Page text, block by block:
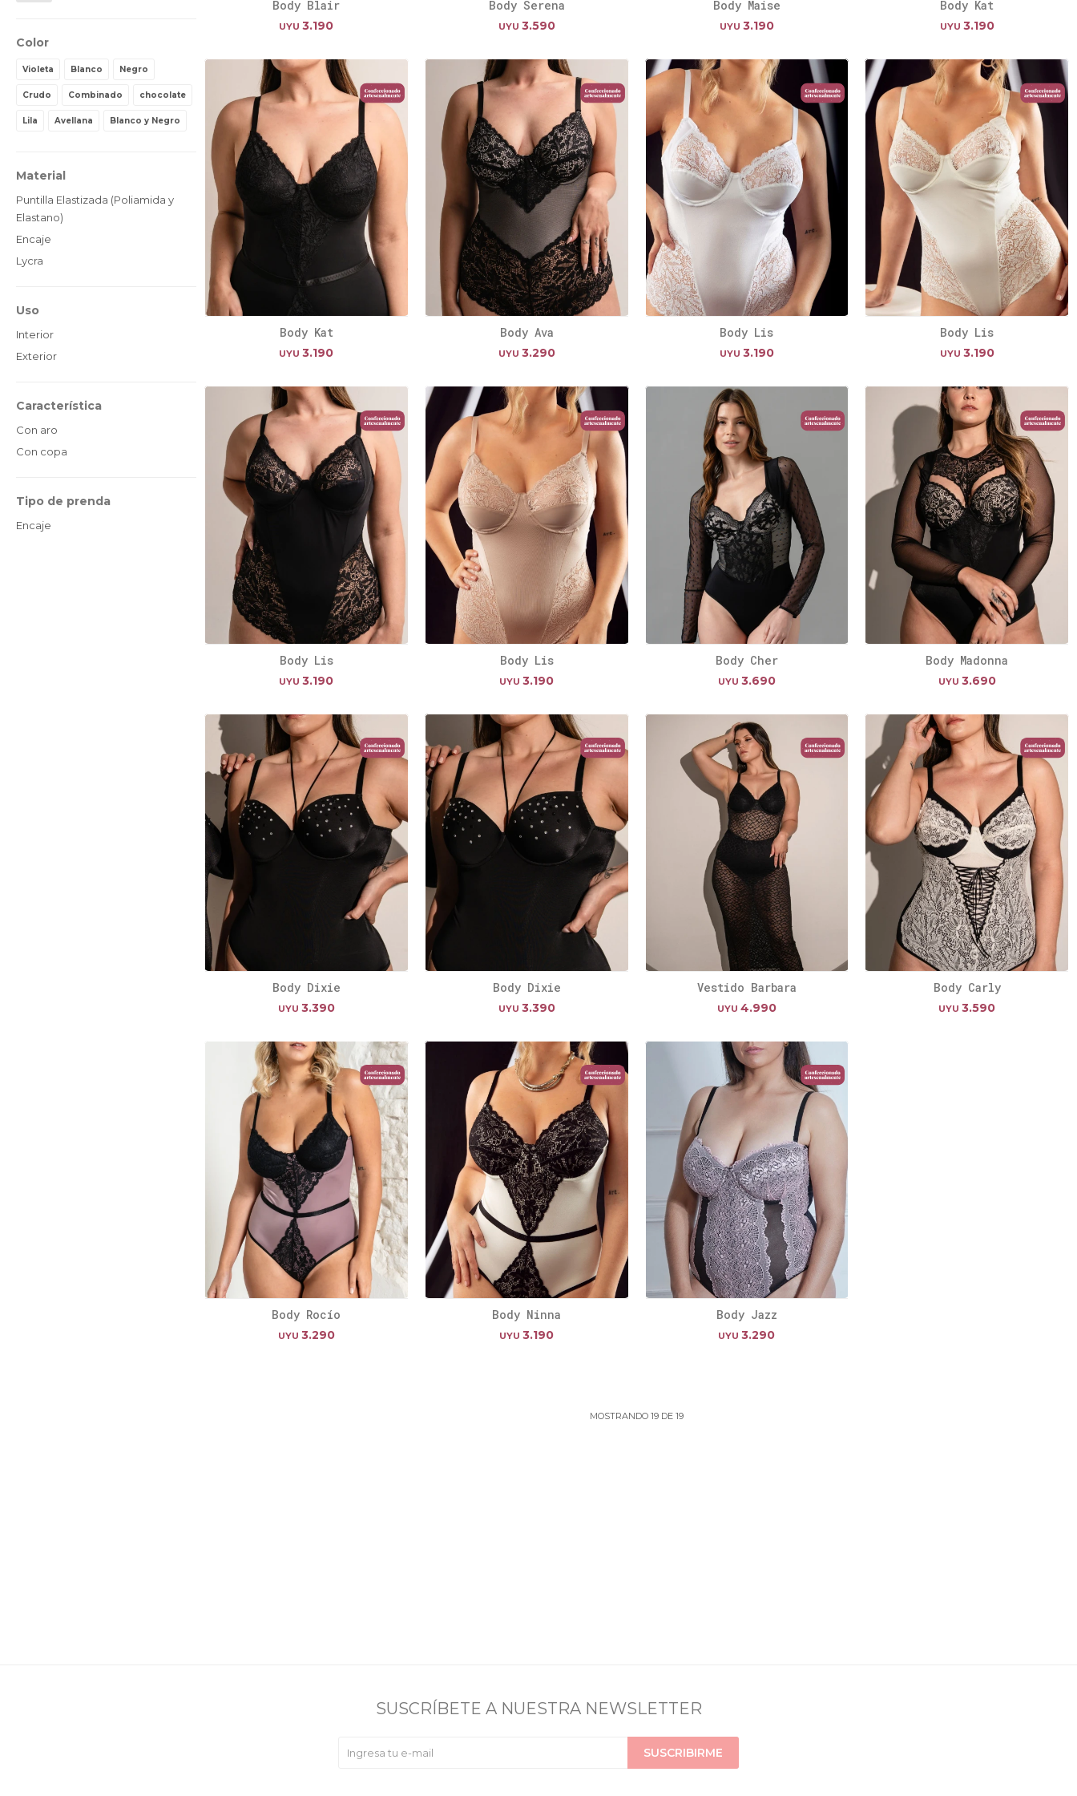
Body Blair
UYU 3.190
Body Serena
UYU 3.590
Body Maise
UYU 3.190
Body Kat
UYU 3.190
Body Kat
UYU 3.190
Body Ava
UYU 3.290
Body Lis
UYU 3.190
Body Lis
UYU 3.190
Body Lis
UYU 3.190
Body Lis
UYU 3.190
Body Cher
UYU 3.690
Body Madonna
UYU 3.690
Body Dixie
UYU 3.390
Body Dixie
UYU 3.390
Vestido Barbara
UYU 4.990
Body Carly
UYU 3.590
Body Rocío
UYU 3.290
Body Ninna
UYU 3.190
Body Jazz
UYU 3.290
MOSTRANDO 19 DE 19
Color
Violeta Blanco Negro
Crudo Combinado chocolate
Lila Avellana Blanco y Negro
Material
Puntilla Elastizada (Poliamida y
Elastano)
Encaje
Lycra
Uso
Interior
Exterior
Característica
Con aro
Con copa
Tipo de prenda
Encaje
SUSCRÍBETE A NUESTRA NEWSLETTER
SUSCRIBIRME